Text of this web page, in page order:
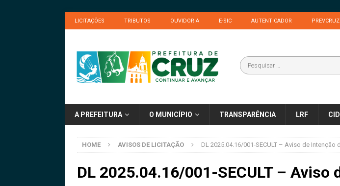
LICITAÇÕES TRIBUTOS OUVIDORIA E-SIC AUTENTICADOR
A PREFEITURA O MUNICÍPIO TRANSPARÊNCIA LRF
HOME AVISOS DE LICITAÇÃO DL 2025.04.16/001-SECULT – Aviso de Intenção
DL 2025.04.16/001-SECULT – Aviso